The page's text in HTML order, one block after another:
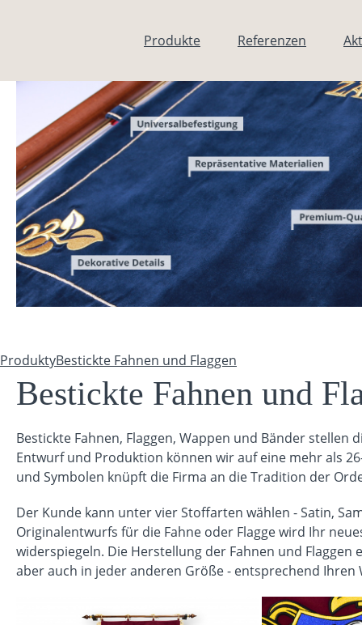
Produkte
Referenzen
Sie sind hier
ProduktyBestickte Fahnen und Flaggen
Bestickte Fahnen und
Bestickte Fahnen, Flaggen, Wappen und Bänder
Entwurf und Produktion können wir auf eine mehr als
und Symbolen knüpft die Firma an die Tradition der
Der Kunde kann unter vier Stoffarten wählen - Satin,
Originalentwurfs für die Fahne oder Flagge wird Ihr
widerspiegeln. Die Herstellung der Fahnen und
aber auch in jeder anderen Größe - entsprechend